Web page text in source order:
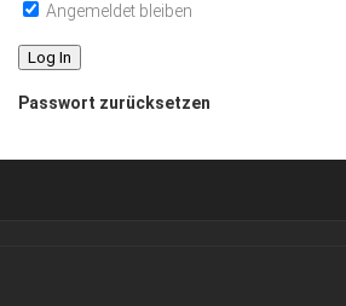
Angemeldet bleiben
Passwort zurücksetzen